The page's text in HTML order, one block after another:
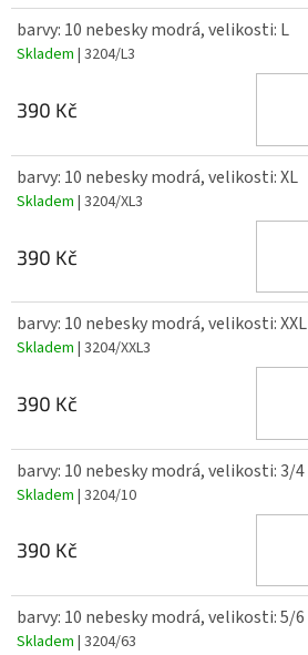
barvy: 10 nebesky modrá, velikosti: L
Skladem | 3204/L3
390 Kč
barvy: 10 nebesky modrá, velikosti: XL
Skladem | 3204/XL3
390 Kč
barvy: 10 nebesky modrá, velikosti: XXL
Skladem | 3204/XXL3
390 Kč
barvy: 10 nebesky modrá, velikosti: 3/4
Skladem | 3204/10
390 Kč
barvy: 10 nebesky modrá, velikosti: 5/6
Skladem | 3204/63